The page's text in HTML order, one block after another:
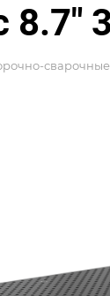
8.7"
сварочные